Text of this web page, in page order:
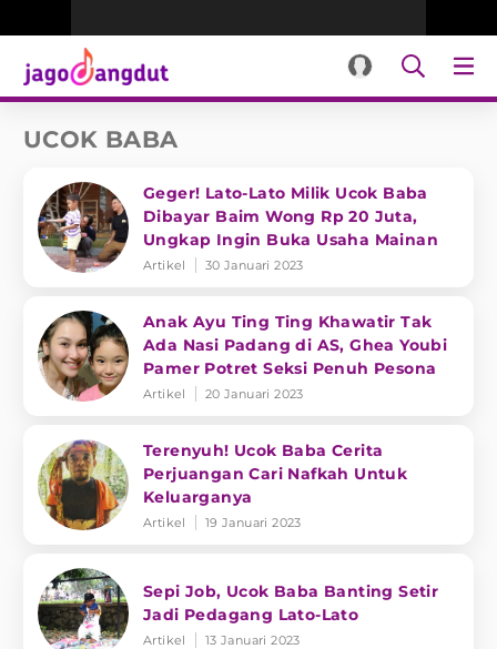
UCOK BABA
Geger! Lato-Lato Milik Ucok Baba
Dibayar Baim Wong Rp 20 Juta,
Ungkap Ingin Buka Usaha Mainan
Artikel 30 Januari 2023
Anak Ayu Ting Ting Khawatir Tak
Ada Nasi Padang di AS, Ghea Youbi
Pamer Potret Seksi Penuh Pesona
Artikel 20 Januari 2023
Terenyuh! Ucok Baba Cerita
Perjuangan Cari Nafkah Untuk
Keluarganya
Artikel 19 Januari 2023
Sepi Job, Ucok Baba Banting Setir
Jadi Pedagang Lato-Lato
Artikel 13 Januari 2023